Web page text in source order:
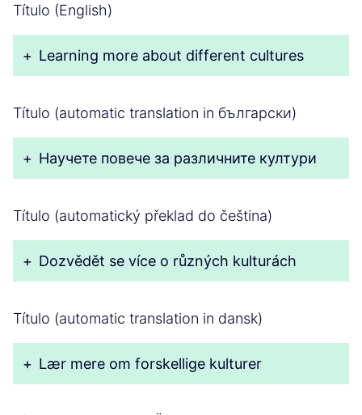
Título (English)
+ Learning more about different cultures
Título (automatic translation in български)
+ Научете повече за различните култури
Título (automatický překlad do čeština)
+ Dozvědět se více o různých kulturách
Título (automatic translation in dansk)
+ Lær mere om forskellige kulturer